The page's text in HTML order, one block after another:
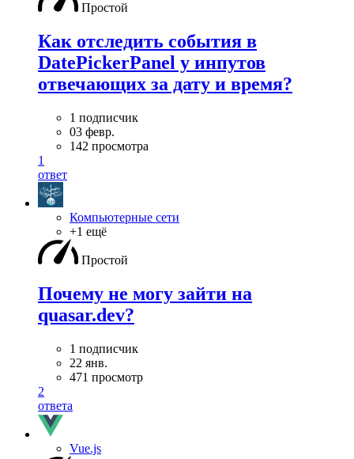
Простой
Как отследить события в
DatePickerPanel у инпутов
отвечающих за дату и время?
1 подписчик
03 февр.
142 просмотра
1
ответ
Компьютерные сети
+1 ещё
Простой
Почему не могу зайти на
quasar.dev?
1 подписчик
22 янв.
471 просмотр
2
ответа
Vue.js